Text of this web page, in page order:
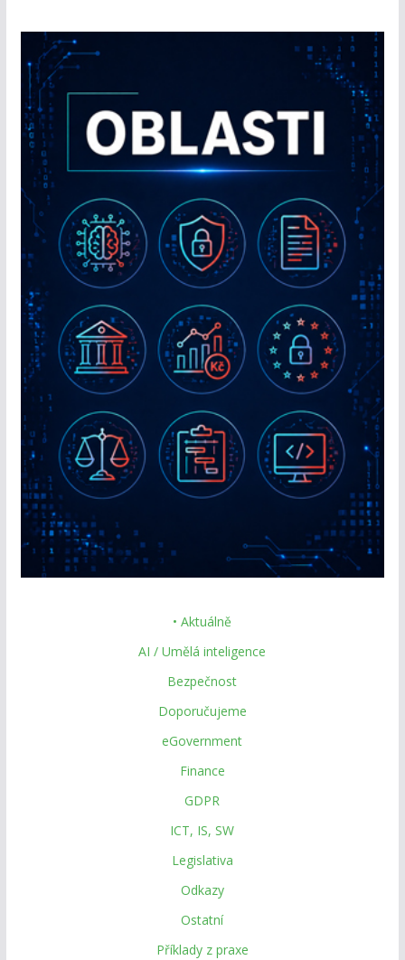
• Aktuálně
AI / Umělá inteligence
Bezpečnost
Doporučujeme
eGovernment
Finance
GDPR
ICT, IS, SW
Legislativa
Odkazy
Ostatní
Příklady z praxe